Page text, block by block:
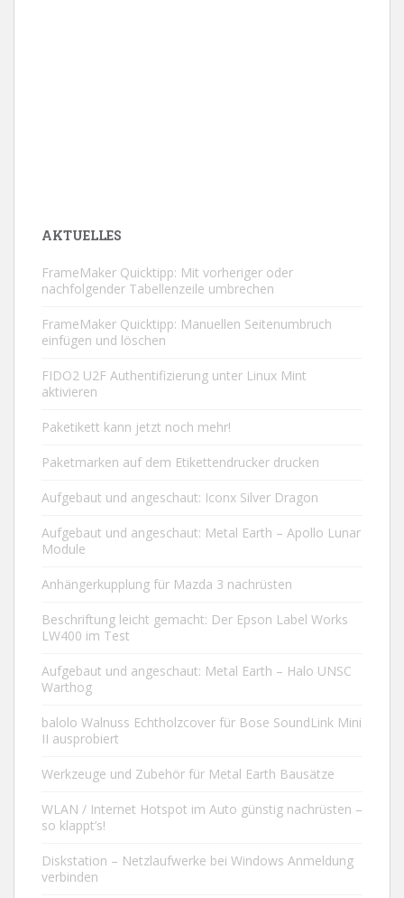
AKTUELLES
FrameMaker Quicktipp: Mit vorheriger oder
nachfolgender Tabellenzeile umbrechen
FrameMaker Quicktipp: Manuellen Seitenumbruch
einfügen und löschen
FIDO2 U2F Authentifizierung unter Linux Mint
aktivieren
Paketikett kann jetzt noch mehr!
Paketmarken auf dem Etikettendrucker drucken
Aufgebaut und angeschaut: Iconx Silver Dragon
Aufgebaut und angeschaut: Metal Earth – Apollo Lunar
Module
Anhängerkupplung für Mazda 3 nachrüsten
Beschriftung leicht gemacht: Der Epson Label Works
LW400 im Test
Aufgebaut und angeschaut: Metal Earth – Halo UNSC
Warthog
balolo Walnuss Echtholzcover für Bose SoundLink Mini
II ausprobiert
Werkzeuge und Zubehör für Metal Earth Bausätze
WLAN / Internet Hotspot im Auto günstig nachrüsten –
so klappt’s!
Diskstation – Netzlaufwerke bei Windows Anmeldung
verbinden